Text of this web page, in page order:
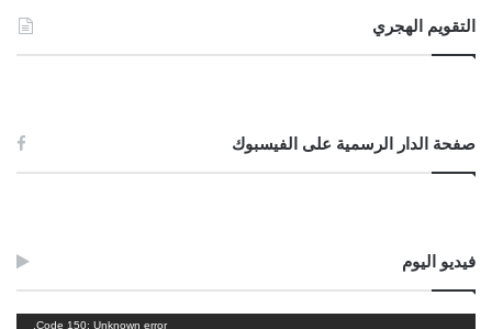
التقويم الهجري
صفحة الدار الرسمية على الفيسبوك
فيديو اليوم
Code 150: Unknown error.